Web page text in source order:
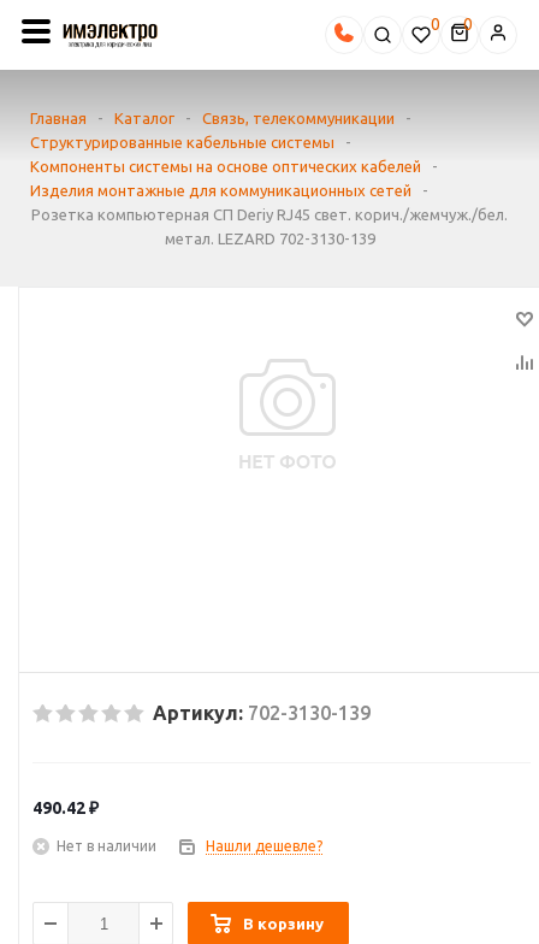
0
Главная - Каталог - Связь, телекоммуникации
-
Структурированные кабельные системы
-
Компоненты системы на основе оптических кабелей
-
Изделия монтажные для коммуникационных сетей
-
Розетка компьютерная СП Deriy RJ45 свет. корич./жемчуж./бел.
метал. LEZARD 702-3130-139
Артикул: 702-3130-139
490.42₽
Нет в наличии Нашли дешевле?
В корзину